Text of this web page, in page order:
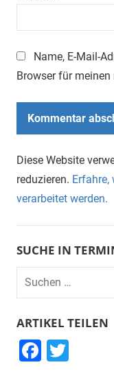
Name, E-Mail-
Browser für
Diese Website
reduzieren.
verarbeitet werden.
SUCHE IN
Suchen
nach:
ARTIKEL TEILEN
F